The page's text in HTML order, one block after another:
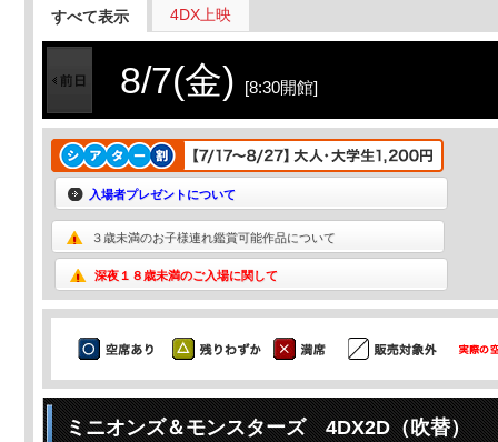
すべて表示 4DX上映
8/7(金) [8:30開館]
入場者プレゼントについて
３歳未満のお子様連れ鑑賞可能作品について
深夜１８歳未満のご入場に関して
ミニオンズ＆モンスターズ 4DX2D（吹替）